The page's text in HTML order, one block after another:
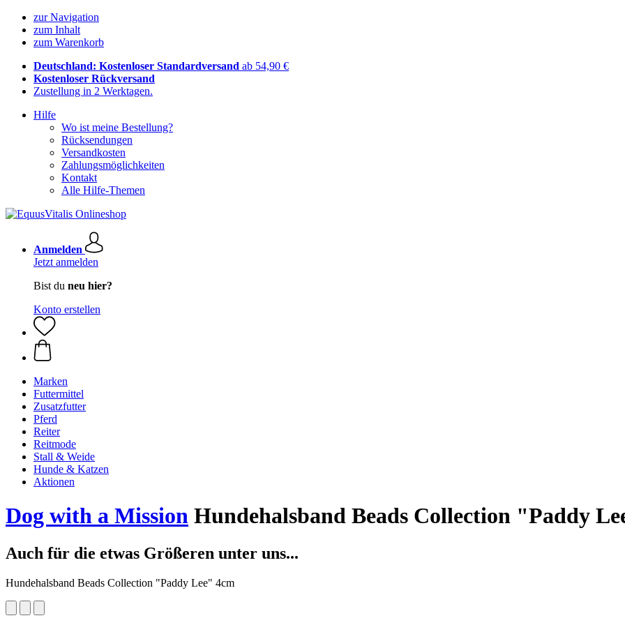
zur Navigation
zum Inhalt
zum Warenkorb
Deutschland: Kostenloser Standardversand ab 54,90 €
Kostenloser Rückversand
Zustellung in 2 Werktagen.
Hilfe
Wo ist meine Bestellung?
Rücksendungen
Versandkosten
Zahlungsmöglichkeiten
Kontakt
Alle Hilfe-Themen
Anmelden
Jetzt anmelden
Bist du neu hier?
Konto erstellen
Marken
Futtermittel
Zusatzfutter
Pferd
Reiter
Reitmode
Stall & Weide
Hunde & Katzen
Aktionen
Dog with a Mission Hundehalsband Beads Collection "Paddy
Auch für die etwas Größeren unter uns...
Hundehalsband Beads Collection "Paddy Lee" 4cm